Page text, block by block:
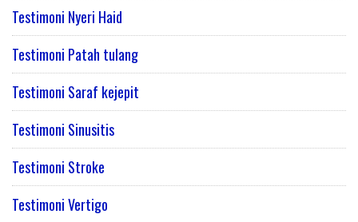
Testimoni Nyeri Haid
Testimoni Patah tulang
Testimoni Saraf kejepit
Testimoni Sinusitis
Testimoni Stroke
Testimoni Vertigo